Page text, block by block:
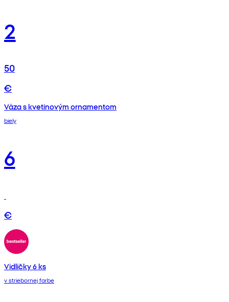
2
50
€
Váza s kvetinovým ornamentom
biely
6
€
Vidličky 6 ks
v striebornej farbe